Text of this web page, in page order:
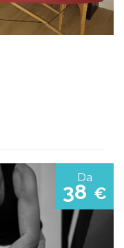
Da
38 €